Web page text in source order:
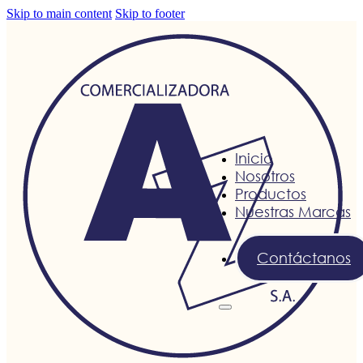
Skip to main content Skip to footer
Inicio
Nosotros
Productos
Nuestras Marcas
Contáctanos